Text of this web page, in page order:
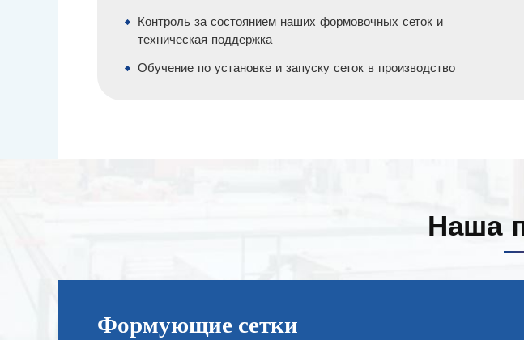
Контроль за состоянием наших формовочных сеток и
техническая поддержка
Обучение по установке и запуску сеток в производство
Наша
Формующие сетки